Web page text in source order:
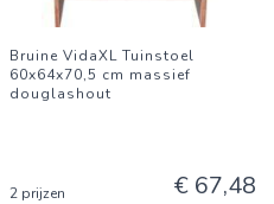
Bruine VidaXL Tuinstoel
60x64x70,5 cm massief
douglashout
2 prijzen € 67,48